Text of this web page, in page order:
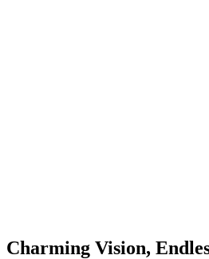
Charming Vision,